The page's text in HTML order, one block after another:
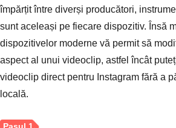
împărțit între diverși producători,
sunt aceleași pe fiecare dispozitiv. Însă
dispozitivelor moderne vă permit să
aspect al unui videoclip, astfel încât
videoclip direct pentru Instagram fără a
locală.